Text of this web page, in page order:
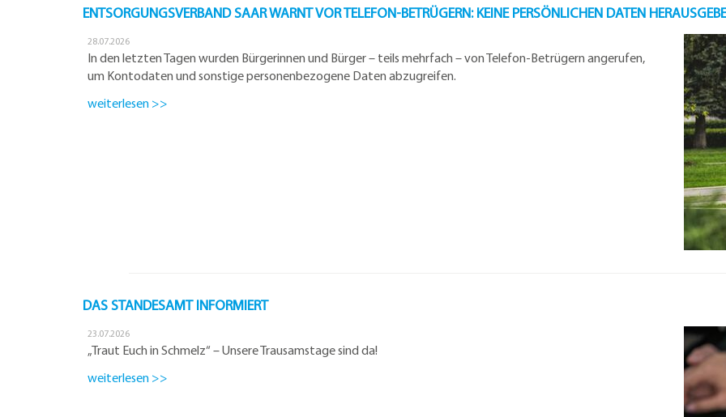
ENTSORGUNGSVERBAND SAAR WARNT VOR TELEFON-BETRÜGERN: KEINE PERSÖNLICHEN DATEN
28.07.2026
In den letzten Tagen wurden Bürgerinnen und Bürger – teils mehrfach – von Telefon-Betrügern angerufen,
um Kontodaten und sonstige personenbezogene Daten abzugreifen.
weiterlesen >>
DAS STANDESAMT INFORMIERT
23.07.2026
„Traut Euch in Schmelz“ – Unsere Trausamstage sind da!
weiterlesen >>